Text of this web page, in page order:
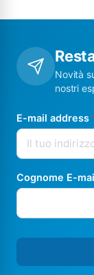
Novità
nostri
E-mail address
Cognome E-